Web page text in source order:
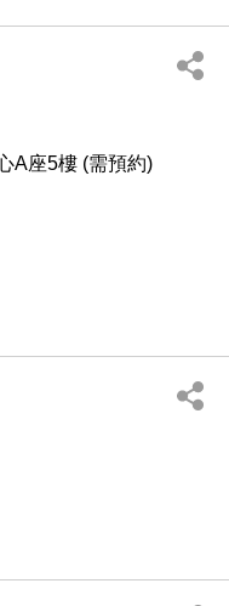
A座5樓 (需預約)